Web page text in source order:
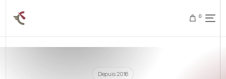
0
Depuis 2016